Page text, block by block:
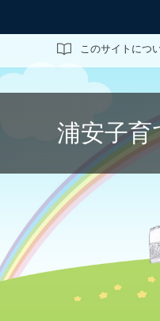
このサイトにつ
サイト内検索
浦安子育